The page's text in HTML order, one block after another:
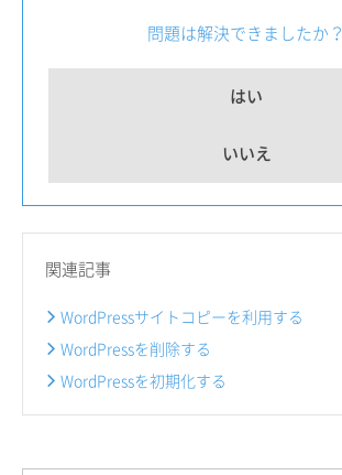
問題は解決できましたか？
はい
いいえ
関連記事
WordPressサイトコピーを利用する
WordPressを削除する
WordPressを初期化する